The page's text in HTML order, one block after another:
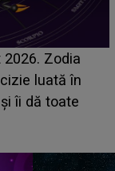
până
Casa Iubirii
despre mama
pentru